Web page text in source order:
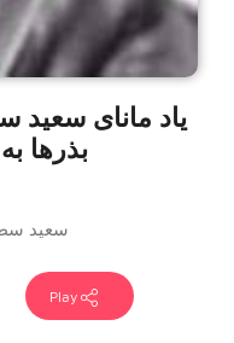
یاد مانای سعید
بذرها
سعید